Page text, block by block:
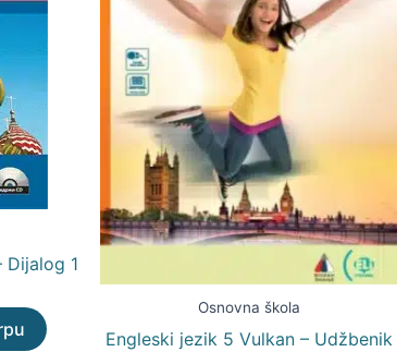
Dijalog 1
Osnovna škola
Engleski jezik 5 Vulkan – Udžbenik